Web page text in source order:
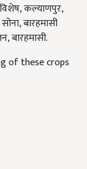
विशेष, कल्याणपुर,
बारहमासी
बारहमासी.
of these crops